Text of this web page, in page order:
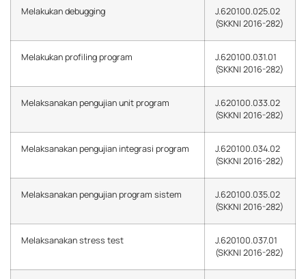
Melakukan debugging
J.620100.025.02
(SKKNI 2016-282)
Melakukan profiling program
J.620100.031.01
(SKKNI 2016-282)
Melaksanakan pengujian unit program
J.620100.033.02
(SKKNI 2016-282)
Melaksanakan pengujian integrasi program
J.620100.034.02
(SKKNI 2016-282)
Melaksanakan pengujian program sistem
J.620100.035.02
(SKKNI 2016-282)
Melaksanakan stress test
J.620100.037.01
(SKKNI 2016-282)